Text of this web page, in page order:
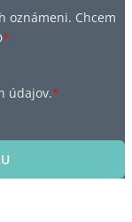
oznámeni. Chcem
*
údajov.*